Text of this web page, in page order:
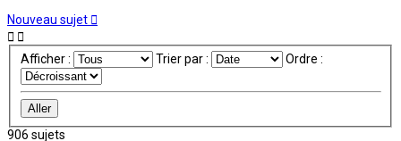
Nouveau sujet
Afficher : Trier par : Ordre :
906 sujets